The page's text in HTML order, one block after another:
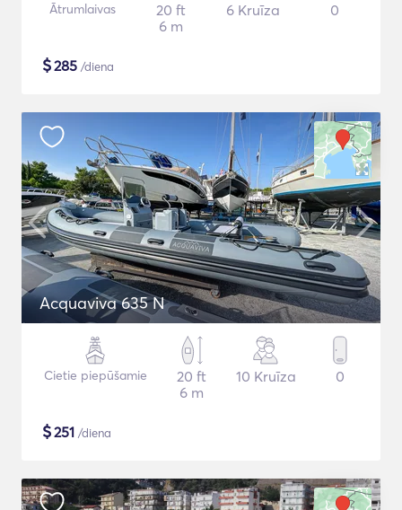
Ātrumlaivas
20 ft
6 m
6 Kruīza 0
$285 /diena
Acquaviva 635 N
Cietie piepūšamie
20 ft
6 m
10 Kruīza 0
$251 /diena